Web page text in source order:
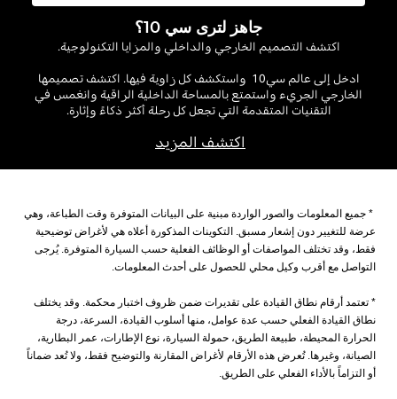
جاهز لترى سي 10؟
اكتشف التصميم الخارجي والداخلي والمزايا التكنولوجية.
ادخل إلى عالم سي10 واستكشف كل زاوية فيها. اكتشف تصميمها
الخارجي الجريء واستمتع بالمساحة الداخلية الراقية وانغمس في
التقنيات المتقدمة التي تجعل كل رحلة أكثر ذكاءً وإثارة.
اكتشف المزيد
* جميع المعلومات والصور الواردة مبنية على البيانات المتوفرة وقت الطباعة، وهي
عرضة للتغيير دون إشعار مسبق. التكوينات المذكورة أعلاه هي لأغراض توضيحية
فقط، وقد تختلف المواصفات أو الوظائف الفعلية حسب السيارة المتوفرة. يُرجى
التواصل مع أقرب وكيل محلي للحصول على أحدث المعلومات.
* تعتمد أرقام نطاق القيادة على تقديرات ضمن ظروف اختبار محكمة. وقد يختلف
نطاق القيادة الفعلي حسب عدة عوامل، منها أسلوب القيادة، السرعة، درجة
الحرارة المحيطة، طبيعة الطريق، حمولة السيارة، نوع الإطارات، عمر البطارية،
الصيانة، وغيرها. تُعرض هذه الأرقام لأغراض المقارنة والتوضيح فقط، ولا تُعد ضماناً
أو التزاماً بالأداء الفعلي على الطريق.